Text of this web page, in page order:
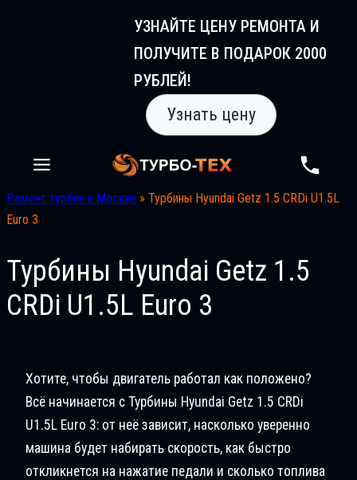
УЗНАЙТЕ ЦЕНУ РЕМОНТА И
ПОЛУЧИТЕ В ПОДАРОК 2000
РУБЛЕЙ!
Узнать цену
Ремонт турбин в Москве » Турбины Hyundai Getz 1.5 CRDi U1.5L
Euro 3
Турбины Hyundai Getz 1.5
CRDi U1.5L Euro 3
Хотите, чтобы двигатель работал как положено?
Всё начинается с Турбины Hyundai Getz 1.5 CRDi
U1.5L Euro 3: от неё зависит, насколько уверенно
машина будет набирать скорость, как быстро
откликнется на нажатие педали и сколько топлива